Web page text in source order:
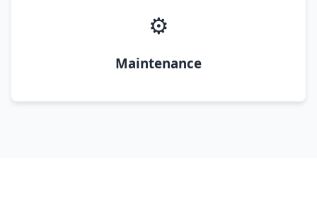
⚙️
Maintenance